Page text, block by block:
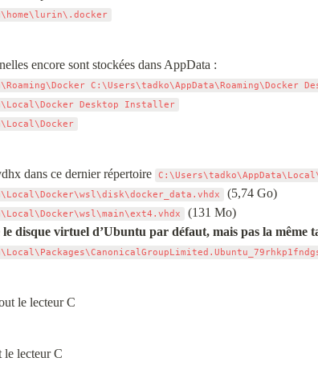
C:\Users\tadko\AppData\Roaming\Docker
Desktop Installer
dans ce dernier répertoire
(5,74 Go)
(131 Mo)
le disque virtuel d’Ubuntu par défaut, mais pas la même
le lecteur C